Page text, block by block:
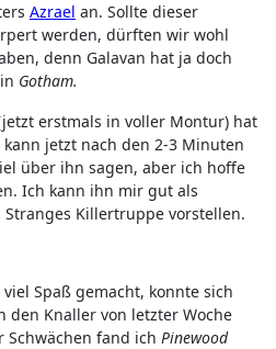
Azrael an. Sollte dieser
werden, dürften wir wohl
denn Galavan hat ja doch
Gotham.
erstmals in voller Montur) hat
jetzt nach den 2-3 Minuten
über ihn sagen, aber ich hoffe
Ich kann ihn mir gut als
Killertruppe vorstellen.
Spaß gemacht, konnte sich
den Knaller von letzter Woche
Schwächen fand ich Pinewood